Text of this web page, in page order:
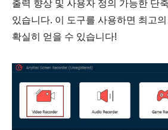
출력 향상 및 사용자 정의 가능한 단
있습니다. 이 도구를 사용하면 최고
확실히 얻을 수 있습니다!